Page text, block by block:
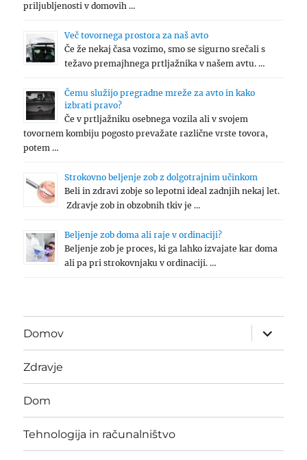
priljubljenosti v domovih …
Več tovornega prostora za naš avto
Če že nekaj časa vozimo, smo se sigurno srečali s
težavo premajhnega prtljažnika v našem avtu. …
Čemu služijo pregradne mreže za avto in kako
izbrati pravo?
Če v prtljažniku osebnega vozila ali v svojem
tovornem kombiju pogosto prevažate različne vrste tovora,
potem …
Strokovno beljenje zob z dolgotrajnim učinkom
Beli in zdravi zobje so lepotni ideal zadnjih nekaj let.
Zdravje zob in obzobnih tkiv je …
Beljenje zob doma ali raje v ordinaciji?
Beljenje zob je proces, ki ga lahko izvajate kar doma
ali pa pri strokovnjaku v ordinaciji. …
Domov
expand
child
menu
Zdravje
Dom
Tehnologija in računalništvo